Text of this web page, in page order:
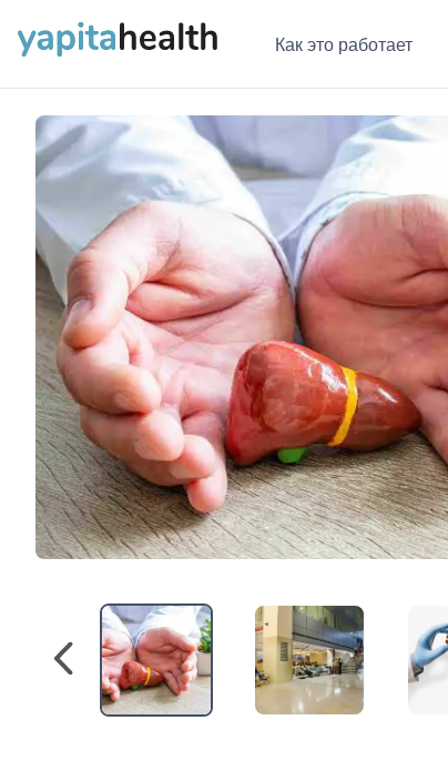
Как это работает